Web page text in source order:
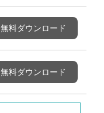
無料ダウンロード
無料ダウンロード